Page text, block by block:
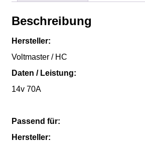
Beschreibung
Hersteller:
Voltmaster / HC
Daten / Leistung:
14v 70A
Passend für:
Hersteller: